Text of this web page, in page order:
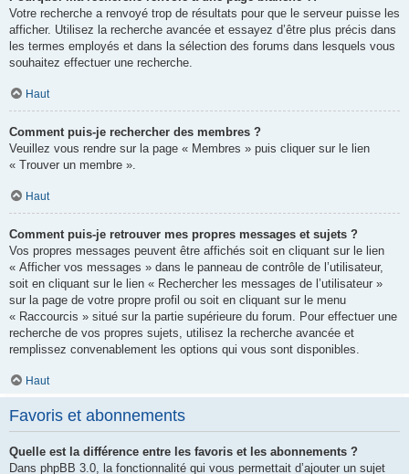
Votre recherche a renvoyé trop de résultats pour que le serveur puisse les
afficher. Utilisez la recherche avancée et essayez d’être plus précis dans
les termes employés et dans la sélection des forums dans lesquels vous
souhaitez effectuer une recherche.
Haut
Comment puis-je rechercher des membres ?
Veuillez vous rendre sur la page « Membres » puis cliquer sur le lien
« Trouver un membre ».
Haut
Comment puis-je retrouver mes propres messages et sujets ?
Vos propres messages peuvent être affichés soit en cliquant sur le lien
« Afficher vos messages » dans le panneau de contrôle de l’utilisateur,
soit en cliquant sur le lien « Rechercher les messages de l’utilisateur »
sur la page de votre propre profil ou soit en cliquant sur le menu
« Raccourcis » situé sur la partie supérieure du forum. Pour effectuer une
recherche de vos propres sujets, utilisez la recherche avancée et
remplissez convenablement les options qui vous sont disponibles.
Haut
Favoris et abonnements
Quelle est la différence entre les favoris et les abonnements ?
Dans phpBB 3.0, la fonctionnalité qui vous permettait d’ajouter un sujet